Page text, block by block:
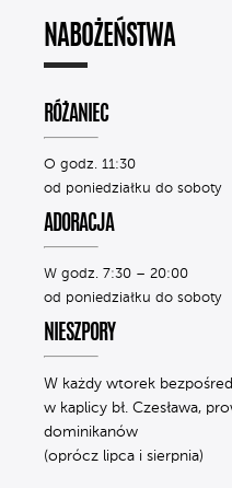
NABOŻEŃSTWA
RÓŻANIEC
O godz. 11:30
od poniedziałku do soboty
ADORACJA
W godz. 7:30 – 20:00
od poniedziałku do soboty
NIESZPORY
W każdy wtorek
w kaplicy bł. Czesława,
dominikanów
(oprócz lipca i sierpnia)